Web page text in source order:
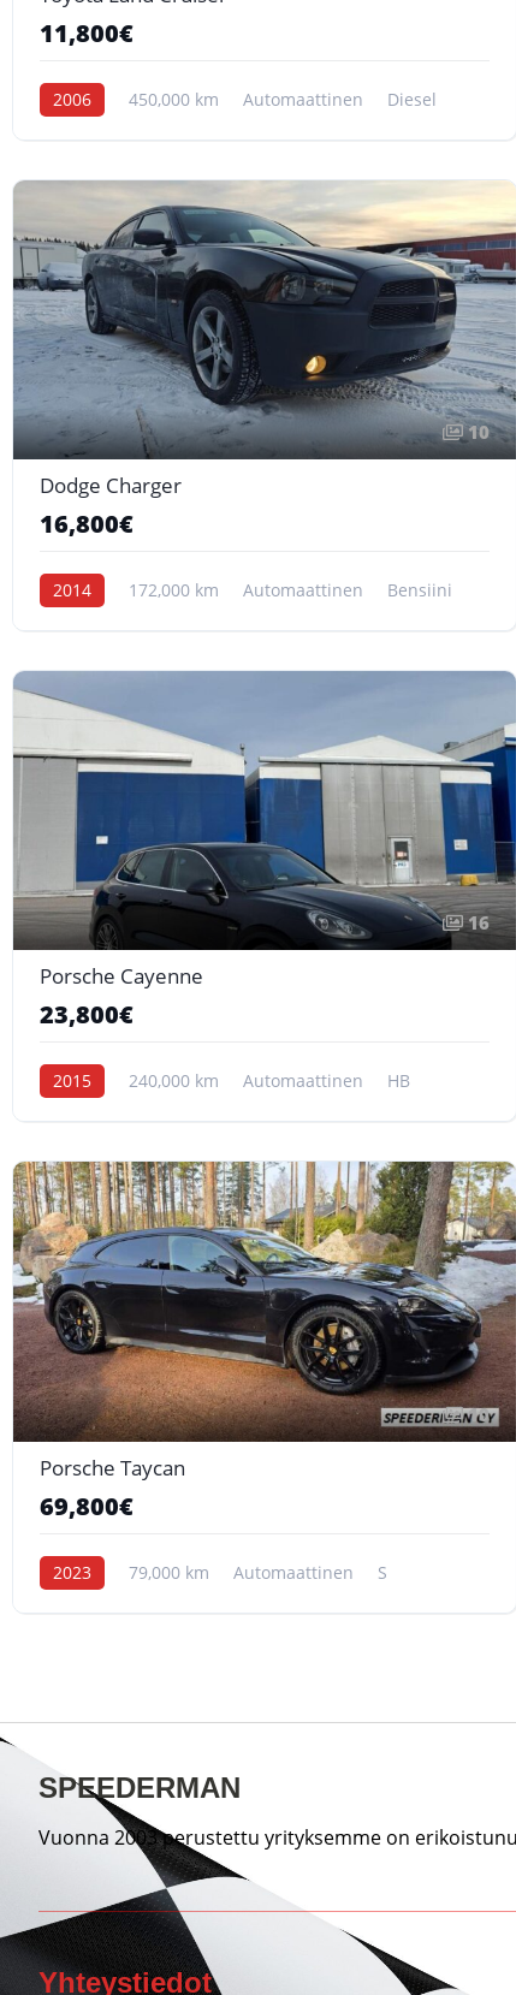
11,800€
2006 450,000 km Automaattinen Diesel
10
Dodge Charger
16,800€
2014 172,000 km Automaattinen Bensiini
16
Porsche Cayenne
23,800€
2015 240,000 km Automaattinen HB
10
Porsche Taycan
69,800€
2023 79,000 km Automaattinen S
SPEEDERMAN
Vuonna 2003 perustettu yrityksemme on
Yhteystiedot